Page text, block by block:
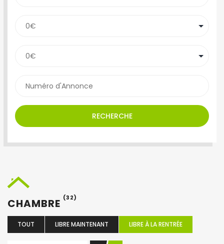
RECHERCHE
CHAMBRE (32)
TOUT LIBRE MAINTENANT LIBRE À LA RENTRÉE